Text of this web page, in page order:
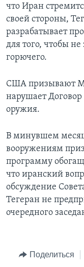
что Иран
своей стороны,
разрабатывает
для того, чтобы
горючего.
США призывают
нарушает
оружия.
В минувшем
вооружениям
программу
что иранский
обсуждение
Тегеран не
очередного
Поделиться